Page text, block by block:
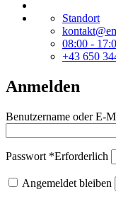
Standort
08:00 -
+43 650
Anmelden
Benutzername oder E-
Passwort *Erforderlich
Angemeldet bleiben